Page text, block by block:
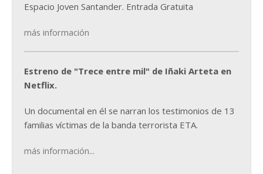
Espacio Joven Santander. Entrada Gratuita
más información
Estreno de "Trece entre mil" de Iñaki Arteta en
Netflix.
Un documental en él se narran los testimonios de 13
familias víctimas de la banda terrorista ETA.
más información...